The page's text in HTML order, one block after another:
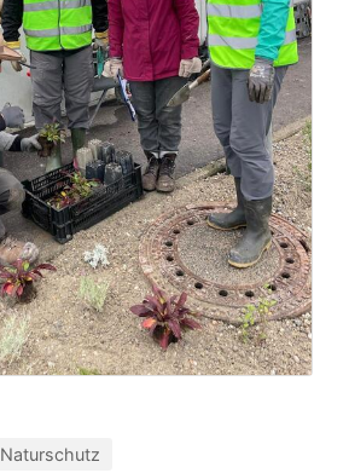
Naturschutz